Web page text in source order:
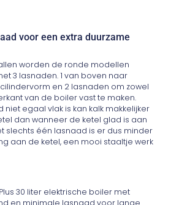
voor een extra duurzame
worden de ronde modellen
3 lasnaden. 1 van boven naar
en 2 lasnaden om zowel
van de boiler vast te maken.
egaal vlak is kan kalk makkelijker
dan wanneer de ketel glad is aan
slechts één lasnaad is er dus minder
aan de ketel, een mooi staaltje werk